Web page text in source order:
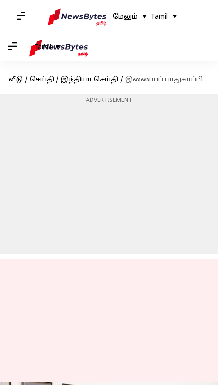
மேலும் Tamil
Tamil
வீடு / செய்தி / இந்தியா செய்தி / இணையப் பாதுகாப்பில் இந்தியாவைப் பின்பற்றிய ஐரோப்பிய ஒன்றியம்.. மத்திய அமைச்சர் கருத்து!
ADVERTISEMENT